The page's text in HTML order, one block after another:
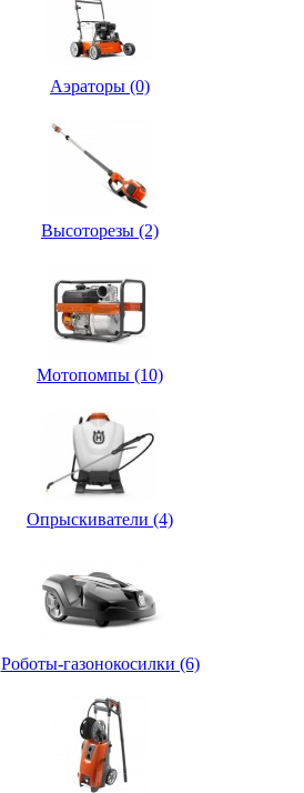
Аэраторы (0)
Высоторезы (2)
Мотопомпы (10)
Опрыскиватели (4)
Роботы-газонокосилки (6)